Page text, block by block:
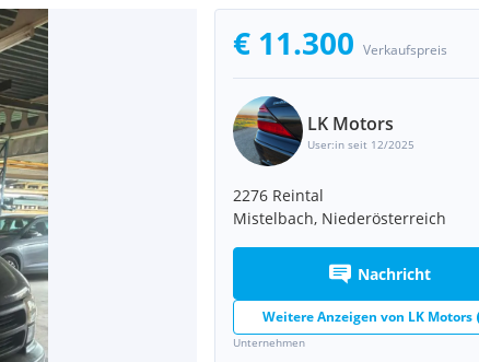
€ 11.300 Verkaufspreis
LK Motors
User:in seit 12/2025
2276 Reintal
Mistelbach, Niederösterreich
Nachricht
Weitere Anzeigen von LK Motors
Unternehmen